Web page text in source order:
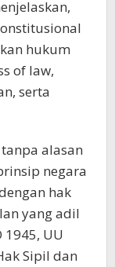
hukum
of law,
serta
alasan
negara
hak
yang adil
UU
Sipil dan